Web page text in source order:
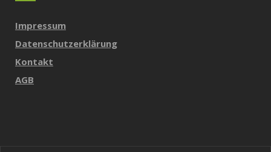
Impressum
Datenschutzerklärung
Kontakt
AGB